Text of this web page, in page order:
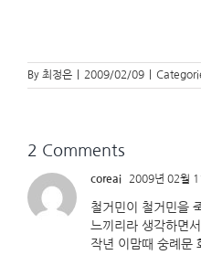
By 최정은 2009/02/09
2 Comments
coreai 2009년 02월
철거민이 철거민을
느끼리라 생각하면서
작년 이맘때 숭례문